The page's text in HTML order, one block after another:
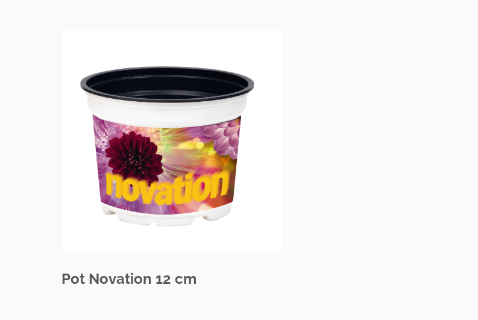
Pot Novation 12 cm